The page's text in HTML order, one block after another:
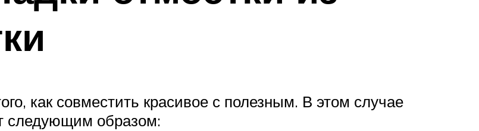
как совместить красивое с полезным. В этом случае
следующим образом: